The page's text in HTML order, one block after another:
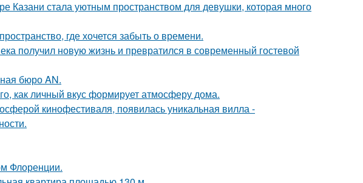
Казани стала уютным пространством для девушки, которая много
где хочется забыть о времени.
получил новую жизнь и превратился в современный гостевой
бюро AN.
как личный вкус формирует атмосферу дома.
кинофестиваля, появилась уникальная вилла -
Флоренции.